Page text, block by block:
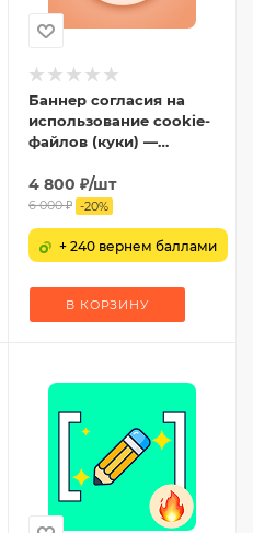
Баннер согласия на
использование cookie-
файлов (куки) —
ФЗ-152
4 800 ₽/шт
6 000₽ -20%
+ 240 вернем баллами
В КОРЗИНУ